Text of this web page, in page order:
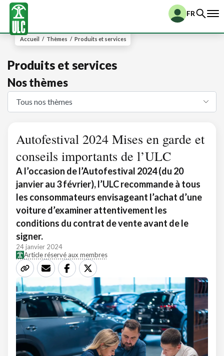
FR
Accueil / Thèmes / Produits et services
Produits et services
Nos thèmes
Autofestival 2024 Mises en garde et
conseils importants de l’ULC
A l’occasion de l’Autofestival 2024 (du 20
janvier au 3 février), l’ULC recommande à tous
les consommateurs envisageant l’achat d’une
voiture d’examiner attentivement les
conditions du contrat de vente avant de le
signer.
24 janvier 2024
Article réservé aux membres